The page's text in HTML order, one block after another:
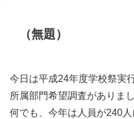
（無題）
今日は平成24年度学校祭実
所属部門希望調査がありまし
何でも、今年は人員が240人